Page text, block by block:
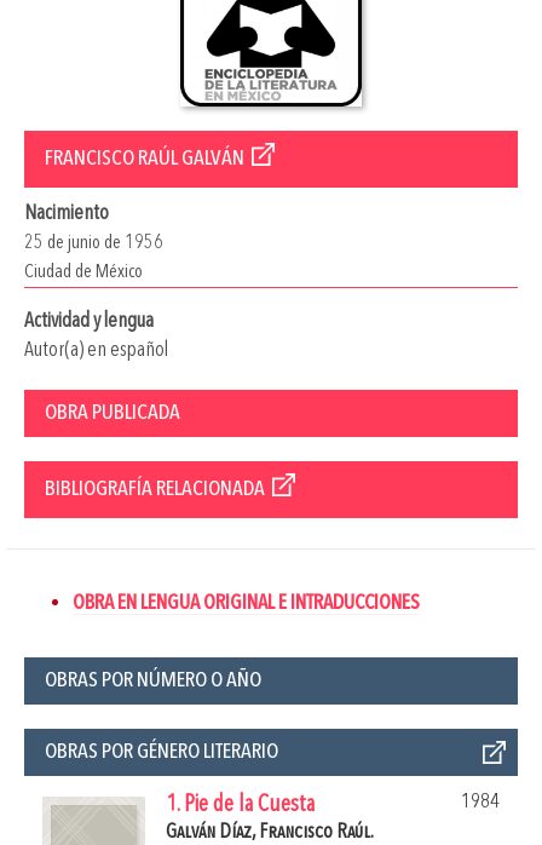
FRANCISCO RAÚL GALVÁN
Nacimiento
25 de junio de 1956
Ciudad de México
Actividad y lengua
Autor(a) en español
OBRA PUBLICADA
BIBLIOGRAFÍA RELACIONADA
OBRA EN LENGUA ORIGINAL E INTRADUCCIONES
OBRAS POR NÚMERO O AÑO
OBRAS POR GÉNERO LITERARIO
1. Pie de la Cuesta
1984
Galván Díaz, Francisco Raúl.